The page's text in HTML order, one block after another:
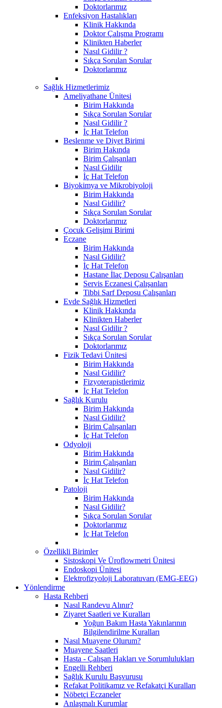
Doktorlarımız
Enfeksiyon Hastalıkları
Klinik Hakkında
Doktor Çalışma Programı
Klinikten Haberler
Nasıl Gidilir ?
Sıkça Sorulan Sorular
Doktorlarımız
Sağlık Hizmetlerimiz
Ameliyathane Ünitesi
Birim Hakkında
Sıkça Sorulan Sorular
Nasıl Gidilir ?
İç Hat Telefon
Beslenme ve Diyet Birimi
Birim Hakında
Birim Çalışanları
Nasıl Gidilir
İç Hat Telefon
Biyokimya ve Mikrobiyoloji
Birim Hakkında
Nasıl Gidilir?
Sıkça Sorulan Sorular
Doktorlarımız
Çocuk Gelişimi Birimi
Eczane
Birim Hakkında
Nasıl Gidilir?
İç Hat Telefon
Hastane İlaç Deposu Çalışanları
Servis Eczanesi Çalışanları
Tibbi Sarf Deposu Çalışanları
Evde Sağlık Hizmetleri
Klinik Hakkında
Klinikten Haberler
Nasıl Gidilir ?
Sıkça Sorulan Sorular
Doktorlarımız
Fizik Tedavi Ünitesi
Birim Hakkında
Nasıl Gidilir?
Fizyoterapistlerimiz
İç Hat Telefon
Sağlık Kurulu
Birim Hakkında
Nasıl Gidilir?
Birim Çalışanları
İç Hat Telefon
Odyoloji
Birim Hakkında
Birim Çalışanları
Nasıl Gidilir?
İç Hat Telefon
Patoloji
Birim Hakkında
Nasıl Gidilir?
Sıkça Sorulan Sorular
Doktorlarımız
İç Hat Telefon
Özellikli Birimler
Sistoskopi Ve Üroflowmetri Ünitesi
Endoskopi Ünitesi
Elektrofizyoloji Laboratuvarı (EMG-EEG)
Yönlendirme
Hasta Rehberi
Nasıl Randevu Alınır?
Ziyaret Saatleri ve Kuralları
Yoğun Bakım Hasta Yakınlarının
Bilgilendirilme Kuralları
Nasıl Muayene Olurum?
Muayene Saatleri
Hasta - Çalışan Hakları ve Sorumlulukları
Engelli Rehberi
Sağlık Kurulu Başvurusu
Refakat Politikamız ve Refakatçi Kuralları
Nöbetçi Eczaneler
Anlaşmalı Kurumlar